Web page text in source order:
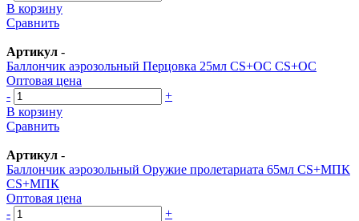
В корзину
Сравнить
Артикул -
Баллончик аэрозольный Перцовка 25мл CS+OC CS+OC
Оптовая цена
-
+
В корзину
Сравнить
Артикул -
Баллончик аэрозольный Оружие пролетариата 65мл CS+МПК
CS+МПК
Оптовая цена
-
+